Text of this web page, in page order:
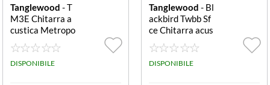
Tanglewood - T
M3E Chitarra a
custica Metropo
litan abete natu
ral satin TM3E
DISPONIBILE
Tanglewood - Bl
ackbird Twbb Sf
ce Chitarra acus
tica mogano ner
o satin TWBB S
FCE
DISPONIBILE